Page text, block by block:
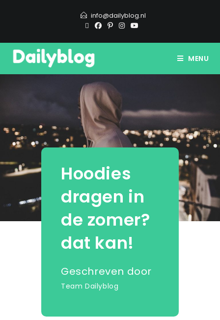
info@dailyblog.nl
MENU
Hoodies
dragen in
de zomer?
dat kan!
Geschreven door
Team Dailyblog